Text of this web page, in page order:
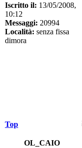
Iscritto il: 13/05/2008,
10:12
Messaggi: 20994
Località: senza fissa
dimora
Top
OL_CAIO